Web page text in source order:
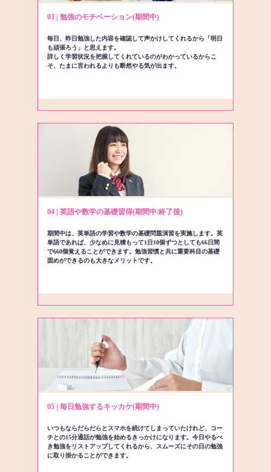
03 | 勉強のモチベーション(期間中)
毎日、昨日勉強した内容を確認して声かけしてくれるから「明日
も頑張ろう」と思えます。
詳しく学習状況を把握してくれているのがわかっているからこ
そ、たまに言われるよりも断然やる気が出ます。
04 | 英語や数学の基礎習得(期間中/終了後)
期間中は、英単語の学習や数学の基礎問題演習を実施します。英
単語であれば、少なめに見積もって1日10個ずつとしても66日間
で660個覚えることができます。勉強習慣と共に重要科目の基礎
固めができるのも大きなメリットです。
05 | 毎日勉強するキッカケ(期間中)
いつもならだらだらとスマホを続けてしまっていたけれど、コー
チとの15分通話が勉強を始めるきっかけになります。今日やるべ
き勉強をリストアップしてくれるから、スムーズにその日の勉強
に取り掛かることができます。